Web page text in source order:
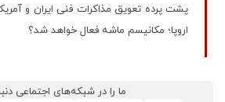
پشت پرده تعویق مذاکرات فنی ایران و
اروپا؛ مکانیسم ماشه فعال خواهد شد؟
ما را در شبکه‌های اجتماعی